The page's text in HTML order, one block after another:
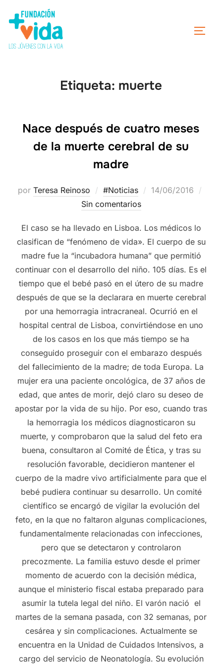
Etiqueta: muerte
Nace después de cuatro meses
de la muerte cerebral de su
madre
por Teresa Reinoso #Noticias
14/06/2016
Sin comentarios
El caso se ha llevado en Lisboa. Los médicos lo
clasifican de “fenómeno de vida». El cuerpo de su
madre fue la “incubadora humana” que permitió
continuar con el desarrollo del niño. 105 días. Es el
tiempo que el bebé pasó en el útero de su madre
después de que se la declarara en muerte cerebral
por una hemorragia intracraneal. Ocurrió en el
hospital central de Lisboa, convirtiéndose en uno
de los casos en los que más tiempo se ha
conseguido proseguir con el embarazo después
del fallecimiento de la madre; de toda Europa. La
mujer era una paciente oncológica, de 37 años de
edad, que antes de morir, dejó claro su deseo de
apostar por la vida de su hijo. Por eso, cuando tras
la hemorragia los médicos diagnosticaron su
muerte, y comprobaron que la salud del feto era
buena, consultaron al Comité de Ética, y tras su
resolución favorable, decidieron mantener el
cuerpo de la madre vivo artificialmente para que el
bebé pudiera continuar su desarrollo. Un comité
científico se encargó de vigilar la evolución del
feto, en la que no faltaron algunas complicaciones,
fundamentalmente relacionadas con infecciones,
pero que se detectaron y controlaron
precozmente. La familia estuvo desde el primer
momento de acuerdo con la decisión médica,
aunque el ministerio fiscal estaba preparado para
asumir la tutela legal del niño. El varón nació el
martes de la semana pasada, con 32 semanas, por
cesárea y sin complicaciones. Actualmente se
encuentra en la Unidad de Cuidados Intensivos, a
cargo del servicio de Neonatología. Su evolución